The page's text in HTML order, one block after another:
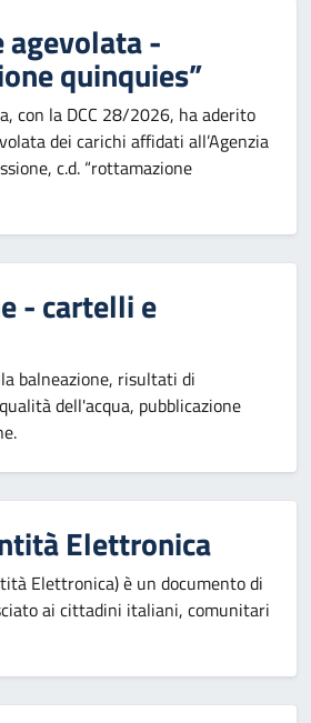
agevolata -
quinquies”
con la DCC 28/2026, ha aderito
dei carichi affidati all’Agenzia
c.d. “rottamazione
- cartelli e
balneazione, risultati di
dell'acqua, pubblicazione
Elettronica
Elettronica) è un documento di
ai cittadini italiani, comunitari